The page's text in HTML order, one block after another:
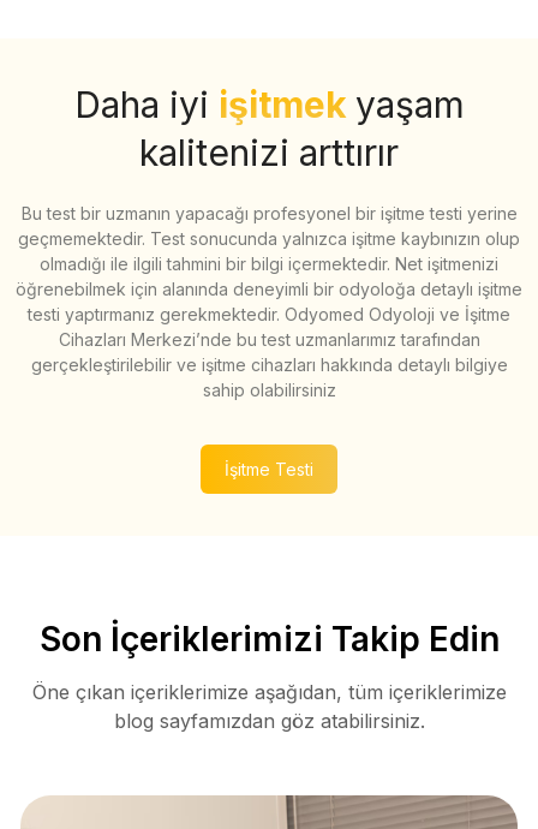
Daha iyi işitmek yaşam
kalitenizi arttırır
Bu test bir uzmanın yapacağı profesyonel bir işitme testi yerine
geçmemektedir. Test sonucunda yalnızca işitme kaybınızın olup
olmadığı ile ilgili tahmini bir bilgi içermektedir. Net işitmenizi
öğrenebilmek için alanında deneyimli bir odyoloğa detaylı işitme
testi yaptırmanız gerekmektedir. Odyomed Odyoloji ve İşitme
Cihazları Merkezi’nde bu test uzmanlarımız tarafından
gerçekleştirilebilir ve işitme cihazları hakkında detaylı bilgiye
sahip olabilirsiniz
İşitme Testi
Son İçeriklerimizi Takip Edin
Öne çıkan içeriklerimize aşağıdan, tüm içeriklerimize
blog sayfamızdan göz atabilirsiniz.